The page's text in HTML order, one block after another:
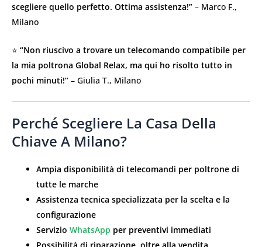
scegliere quello perfetto. Ottima assistenza!” – Marco F.,
Milano
⭐ “Non riuscivo a trovare un telecomando compatibile per
la mia poltrona Global Relax, ma qui ho risolto tutto in
pochi minuti!” – Giulia T., Milano
Perché Scegliere La Casa Della
Chiave A Milano?
Ampia disponibilità di telecomandi per poltrone di
tutte le marche
Assistenza tecnica specializzata per la scelta e la
configurazione
Servizio WhatsApp per preventivi immediati